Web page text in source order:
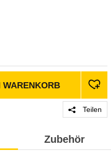
WARENKORB
Teilen
Zubehör